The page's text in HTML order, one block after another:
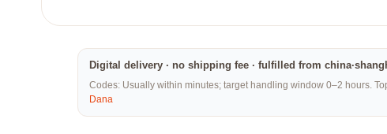
Digital delivery · no shipping fee · fulfilled from
Codes: Usually within minutes; target handling window 0–2 hours.
Dana